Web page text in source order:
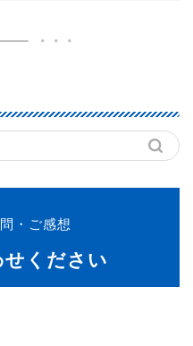
・ご感想
ください